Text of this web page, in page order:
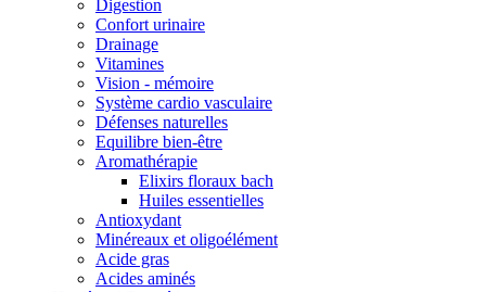
Digestion
Confort urinaire
Drainage
Vitamines
Vision - mémoire
Système cardio vasculaire
Défenses naturelles
Equilibre bien-être
Aromathérapie
Elixirs floraux bach
Huiles essentielles
Antioxydant
Minéreaux et oligoélément
Acide gras
Acides aminés